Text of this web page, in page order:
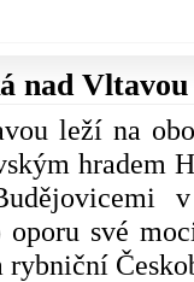
nad Vltavou
leží na
hradem
své